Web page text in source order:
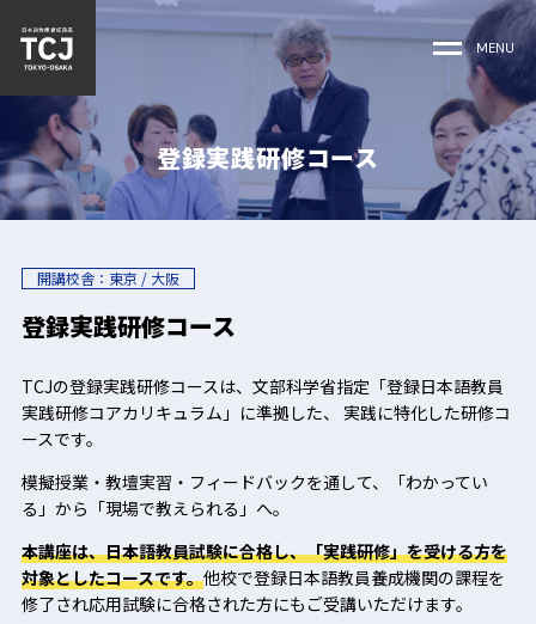
MENU
登録実践研修コース
開講校舎：東京 / 大阪
登録実践研修コース
TCJの登録実践研修コースは、文部科学省指定「登録日本語教員
実践研修コアカリキュラム」に準拠した、 実践に特化した研修コ
ースです。
模擬授業・教壇実習・フィードバックを通して、「わかってい
る」から「現場で教えられる」へ。
本講座は、日本語教員試験に合格し、「実践研修」を受ける方を
対象としたコースです。他校で登録日本語教員養成機関の課程を
修了され応用試験に合格された方にもご受講いただけます。